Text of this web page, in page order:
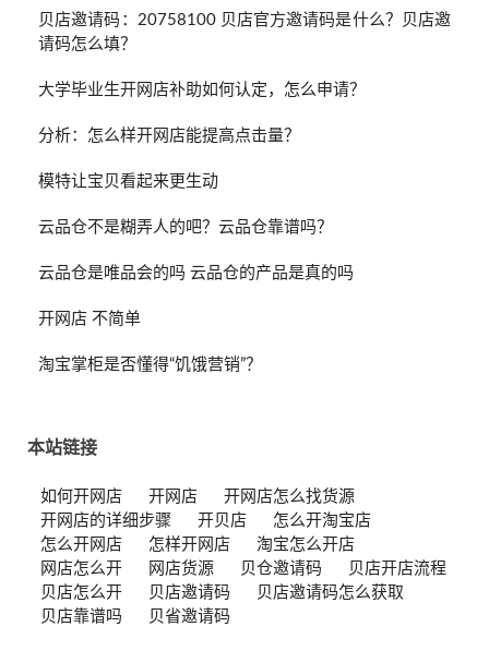
贝店邀请码：20758100 贝店官方邀请码是什么？贝店邀
请码怎么填？
大学毕业生开网店补助如何认定，怎么申请？
分析：怎么样开网店能提高点击量？
模特让宝贝看起来更生动
云品仓不是糊弄人的吧？云品仓靠谱吗？
云品仓是唯品会的吗 云品仓的产品是真的吗
开网店 不简单
淘宝掌柜是否懂得“饥饿营销”？
本站链接
如何开网店 开网店
开网店怎么找货源
开网店的详细步骤
开贝店
怎么开淘宝店
怎么开网店
怎样开网店
淘宝怎么开店
网店怎么开
网店货源 贝仓邀请码
贝店开店流程
贝店怎么开
贝店邀请码
贝店邀请码怎么获取
贝店靠谱吗
贝省邀请码